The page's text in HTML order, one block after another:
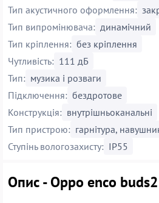
Тип акустичного оформлення:
Тип випромінювача: динамічний
Тип кріплення: без кріплення
Чутливість: 111 дБ
Тип: музика і розваги
Підключення: бездротове
Конструкція: внутрішньоканальні
Тип пристрою: гарнітура,
Ступінь вологозахисту: IP55
Опис - Oppo enco